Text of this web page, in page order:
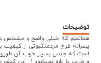
توضیحات
همانطور که خیلی واضح و مشخص
پسرانه طرح مردعنکبوتی از کیفیت
است که جنس بسیار خوب آن طوری
و خراب یا پاره نمیشود ! . این